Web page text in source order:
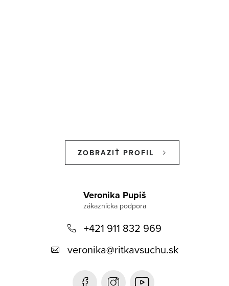
ZOBRAZIŤ PROFIL
Veronika Pupiš
+421 911 832 969
veronika@ritkavsuchu.sk